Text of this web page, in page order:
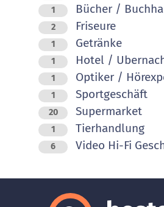
1 Bücher /
2 Friseure
1 Getränke
1 Hotel /
1 Optiker /
1 Sportgeschäft
20 Supermarket
1 Tierhandlung
6 Video Hi-Fi